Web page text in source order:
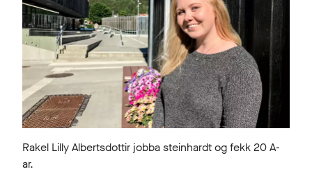
Rakel Lilly Albertsdottir jobba steinhardt og fekk 20 A-
ar.